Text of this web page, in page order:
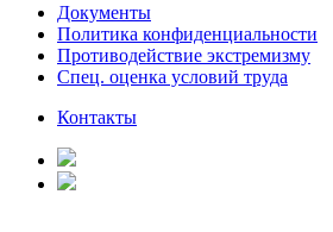
Документы
Политика конфиденциальности
Противодействие экстремизму
Спец. оценка условий труда
Контакты